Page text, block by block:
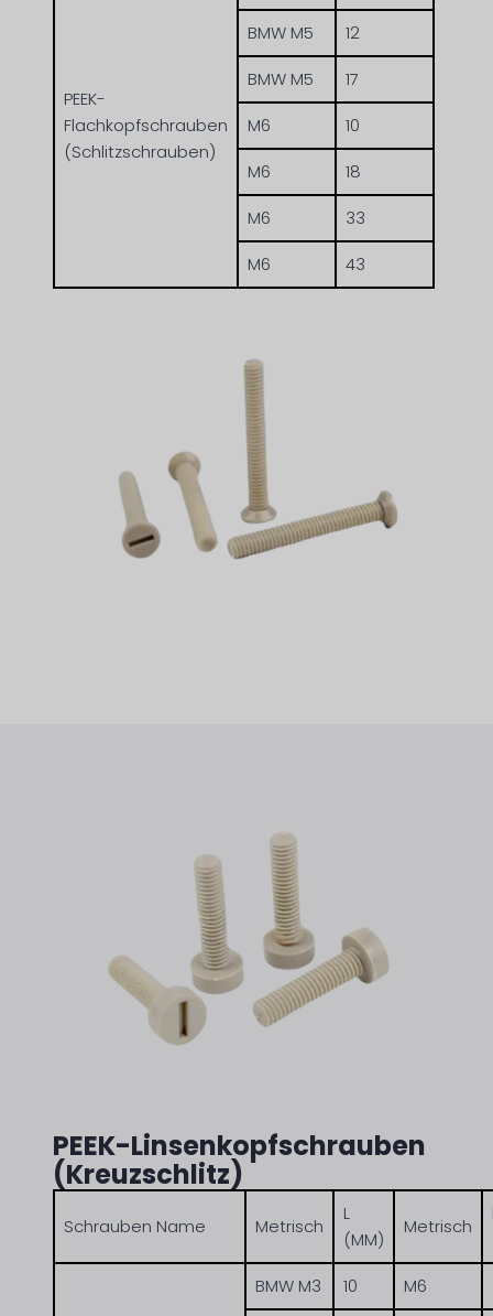
PEEK-
Flachkopfschrauben
(Schlitzschrauben)
BMW M5
12
BMW M5
17
M6
10
M6
18
M6
33
M6
43
PEEK-Linsenkopfschrauben
(Kreuzschlitz)
Schrauben Name Metrisch
L
(MM)
Metrisch
BMW M3
10 M6